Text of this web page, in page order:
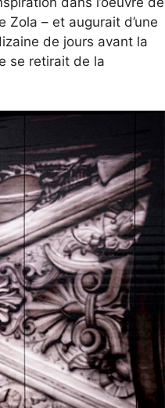
Zola – et augurait d’une
de jours avant la
se retirait de la